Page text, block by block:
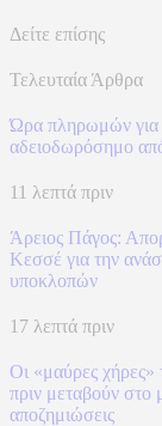
Δείτε επίσης
Τελευταία Άρθρα
Ώρα πληρωμών για
αδειοδωρόσημο
11 λεπτά πριν
Άρειος Πάγος:
Κεσσέ για την
υποκλοπών
17 λεπτά πριν
Οι «μαύρες χήρες»
πριν μεταβούν στο
αποζημιώσεις